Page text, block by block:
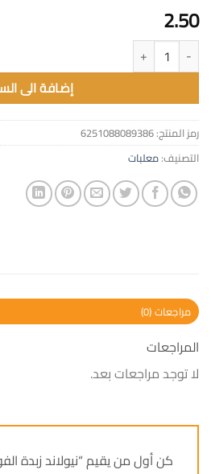
2.50
كمية نيولاند زبدة الفول السوداني 340غم
إضافة الى
رمز المنتج:6251088089386
التصنيف:معلبات
مراجعات (0)
المراجعات
لا توجد مراجعات بعد.
كن أول من يقيم “نيولاند زبدة الفول